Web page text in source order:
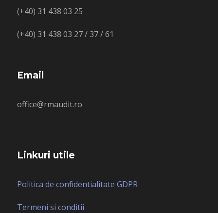
(+40) 31 438 03 25
(+40) 31 438 03 27 / 37 / 61
Email
office@rmaudit.ro
Linkuri utile
Politica de confidentialitate GDPR
Termeni si conditii